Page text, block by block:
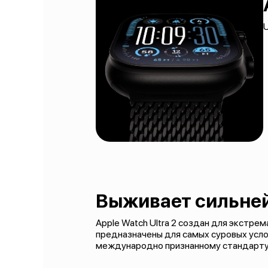
Выживает
Apple Watch Ultra 2 создан для
предназначены для самых суровых
международно признанному